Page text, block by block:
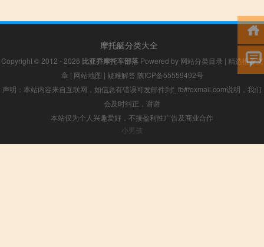
摩托艇分类大全
Copyright © 2012 - 2026 比亚乔摩托车部落Powered by 网站分类目录 | 精选推荐文
章 | 网站地图 | 疑难解答 陕ICP备55559492号
声明：本站内容来自互联网，如信息有错误可发邮件到f_fb#foxmail.com说明，我们
会及时纠正，谢谢
本站仅为个人兴趣爱好，不接盈利性广告及商业合作
小男孩